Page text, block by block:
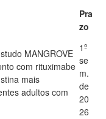
Pra
zo
MANGROVE
com rituximabe
mais
adultos com
1º
se
m.
de
20
26